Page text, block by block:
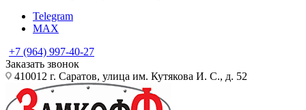
Telegram
MAX
+7 (964) 997-40-27
Заказать звонок
410012 г. Саратов, улица им. Кутякова И. С., д. 52